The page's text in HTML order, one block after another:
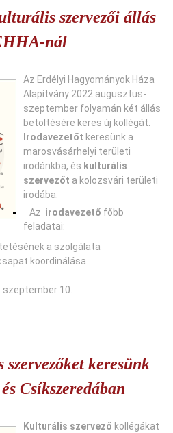
szervezői állás
nál
Az Erdélyi Hagyományok Háza
Alapítvány 2022 augusztus-
szeptember folyamán két állás
betöltésére keres új kollégát.
Irodavezetőt keresünk a
marosvásárhelyi területi
irodánkba, és kulturális
szervezőt a kolozsvári területi
irodába.
Az irodavezető főbb
feladatai:
a szolgálata
koordinálása
10.
keresünk
Csíkszeredában
Kulturális szervező kollégákat